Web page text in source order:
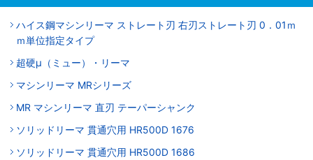
ハイス鋼マシンリーマ ストレート刃 右刃ストレート刃 0．01ｍ
ｍ単位指定タイプ
超硬μ（ミュー）・リーマ
マシンリーマ MRシリーズ
MR マシンリーマ 直刃 テーパーシャンク
ソリッドリーマ 貫通穴用 HR500D 1676
ソリッドリーマ 貫通穴用 HR500D 1686